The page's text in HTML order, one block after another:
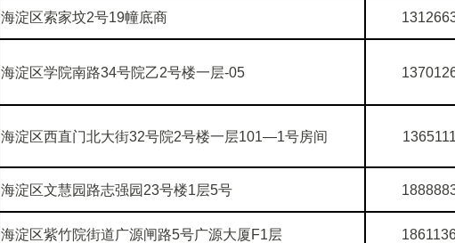
海淀区索家坟2号19幢底商
海淀区学院南路34号院乙2号楼一层-05
海淀区西直门北大街32号院2号楼一层101—1号房间
海淀区文慧园路志强园23号楼1层5号
海淀区紫竹院街道广源闸路5号广源大厦F1层